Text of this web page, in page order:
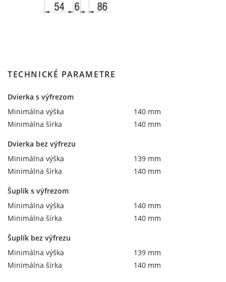
TECHNICKÉ PARAMETRE
Dvierka s výfrezom
Minimálna výška
140 mm
Minimálna šírka
140 mm
Dvierka bez výfrezu
Minimálna výška
139 mm
Minimálna šírka
140 mm
Šuplík s výfrezom
Minimálna výška
140 mm
Minimálna šírka
140 mm
Šuplík bez výfrezu
Minimálna výška
139 mm
Minimálna šírka
140 mm